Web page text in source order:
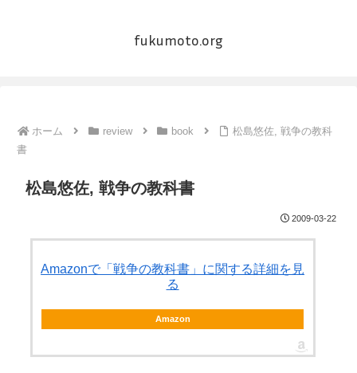
fukumoto.org
ホーム review book
松島悠佐, 戦争の教科
書
松島悠佐, 戦争の教科書
2009-03-22
Amazonで「戦争の教科書」に関する詳細を見
る
Amazon